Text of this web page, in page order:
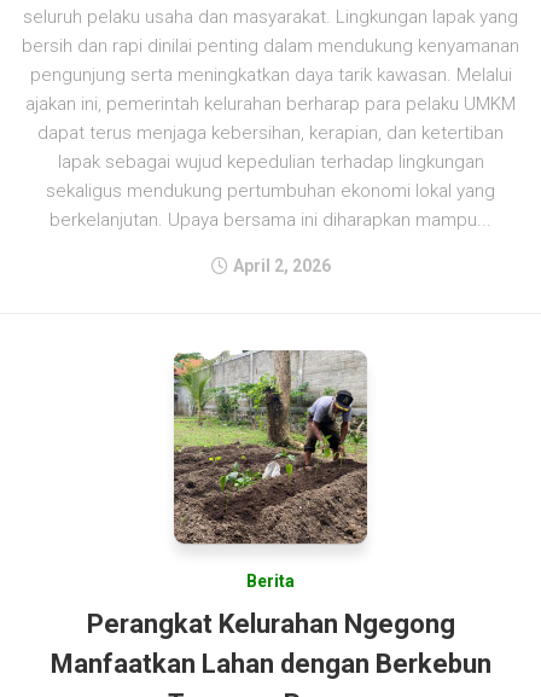
seluruh pelaku usaha dan masyarakat. Lingkungan lapak yang
bersih dan rapi dinilai penting dalam mendukung kenyamanan
pengunjung serta meningkatkan daya tarik kawasan. Melalui
ajakan ini, pemerintah kelurahan berharap para pelaku UMKM
dapat terus menjaga kebersihan, kerapian, dan ketertiban
lapak sebagai wujud kepedulian terhadap lingkungan
sekaligus mendukung pertumbuhan ekonomi lokal yang
berkelanjutan. Upaya bersama ini diharapkan mampu...
April 2, 2026
Berita
Perangkat Kelurahan Ngegong
Manfaatkan Lahan dengan Berkebun